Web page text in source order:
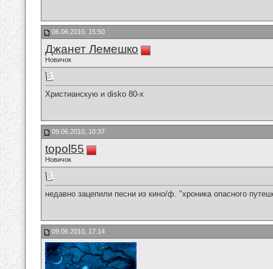
06.06.2010, 15:50
Джанет Лемешко
Новичок
Христианскую и disko 80-х
09.06.2010, 10:37
topol55
Новичок
недавно зацепили песни из кино/ф. "хроника опасного
09.06.2010, 17:14